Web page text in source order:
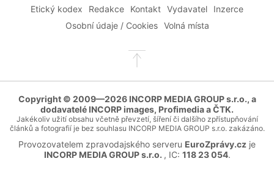
Etický kodex Redakce Kontakt Vydavatel
Inzerce
Osobní údaje / Cookies
Volná místa
Přejít
stránky
Copyright © 2009—2026 INCORP MEDIA GROUP s.r.o., a
dodavatelé INCORP images, Profimedia a ČTK.
Jakékoliv užití obsahu včetně převzetí, šíření či dalšího zpřístupňování
článků a fotografií je bez souhlasu INCORP MEDIA GROUP s.r.o. zakázáno.
Provozovatelem zpravodajského serveru EuroZprávy.cz je
INCORP MEDIA GROUP s.r.o. , IC: 118 23 054.